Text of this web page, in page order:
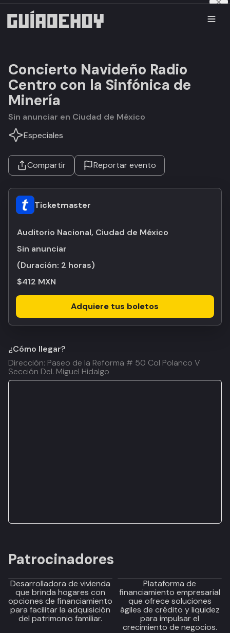
Concierto Navideño Radio
Centro con la Sinfónica de
Minería
Sin anunciar en Ciudad de México
Especiales
Compartir Reportar evento
Ticketmaster
Auditorio Nacional, Ciudad de México
Sin anunciar
(Duración: 2 horas)
$412 MXN
Adquiere tus boletos
¿Cómo llegar?
Dirección: Paseo de la Reforma # 50 Col Polanco V
Sección Del. Miguel Hidalgo
Patrocinadores
Desarrolladora de vivienda
que brinda hogares con
opciones de financiamiento
para facilitar la adquisición
del patrimonio familiar.
Plataforma de
financiamiento empresarial
que ofrece soluciones
ágiles de crédito y liquidez
para impulsar el
crecimiento de negocios.